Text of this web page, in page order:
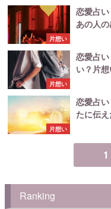
片想い
恋愛占い
あの人
片想い
恋愛占
い？片想
片想い
恋愛占
たに伝え
1
Ranking